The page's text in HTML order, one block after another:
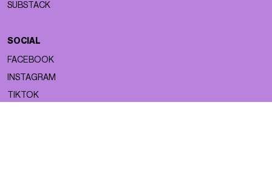
SUBSTACK
SOCIAL
FACEBOOK
INSTAGRAM
TIKTOK